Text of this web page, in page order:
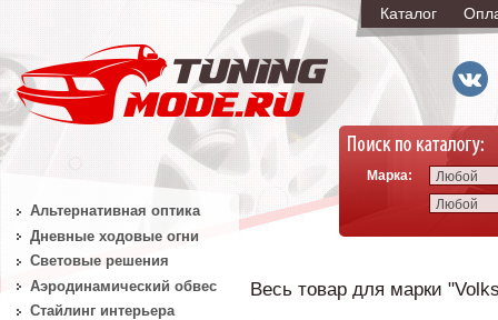
Каталог
Марка:
Любой
Любой
Весь товар для марки
Альтернативная оптика
Дневные ходовые огни
Световые решения
Аэродинамический обвес
Стайлинг интерьера